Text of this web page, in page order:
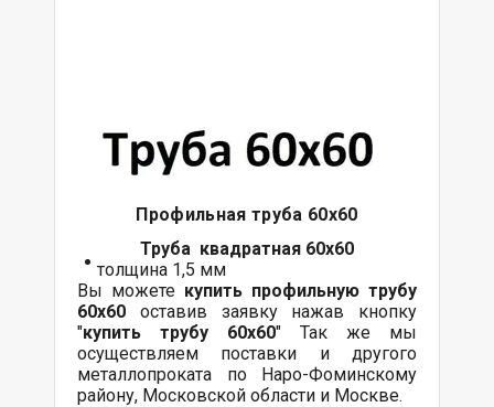
Профильная труба 60х60
Труба квадратная 60х60
толщина 1,5 мм
Вы можете купить профильную трубу
60х60 оставив заявку нажав кнопку
"купить трубу 60х60" Так же мы
осуществляем поставки и другого
металлопроката по Наро-Фоминскому
району, Московской области и Москве.